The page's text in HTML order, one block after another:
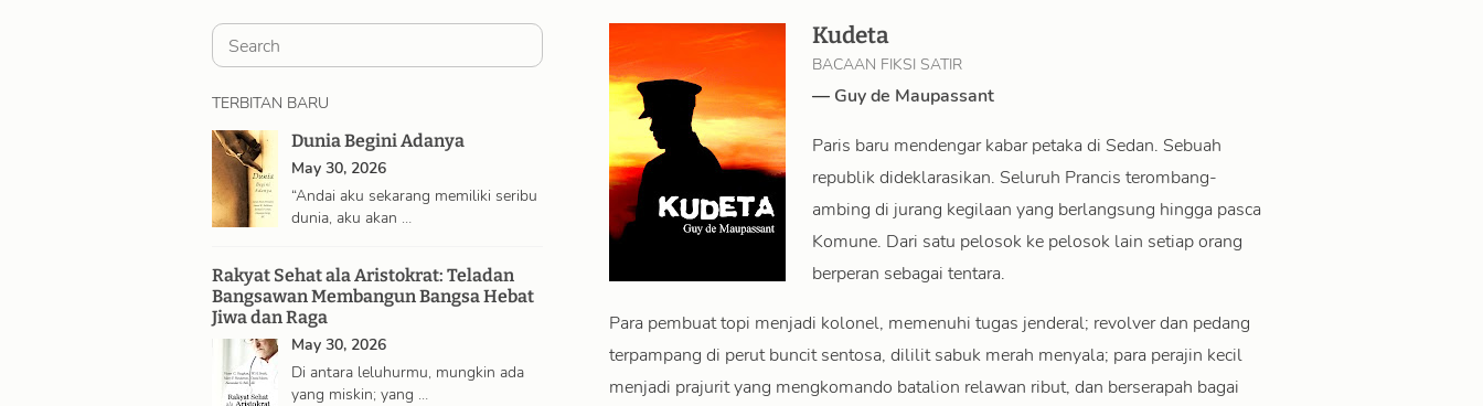
Kudeta
BACAAN FIKSI SATIR
— Guy de Maupassant
Paris baru mendengar kabar petaka di Sedan. Sebuah
republik dideklarasikan. Seluruh Prancis terombang-
ambing di jurang kegilaan yang berlangsung hingga pasca
Komune. Dari satu pelosok ke pelosok lain setiap orang
berperan sebagai tentara.
Para pembuat topi menjadi kolonel, memenuhi tugas jenderal; revolver dan pedang
terpampang di perut buncit sentosa, dililit sabuk merah menyala; para perajin kecil
menjadi prajurit yang mengkomando batalion relawan ribut, dan berserapah bagai
S
e
a
r
c
h
TERBITAN BARU
Dunia Begini Adanya
May 30, 2026
“Andai aku sekarang memiliki seribu
dunia, aku akan …
Rakyat Sehat ala Aristokrat: Teladan
Bangsawan Membangun Bangsa Hebat
Jiwa dan Raga
May 30, 2026
Di antara leluhurmu, mungkin ada
yang miskin; yang …